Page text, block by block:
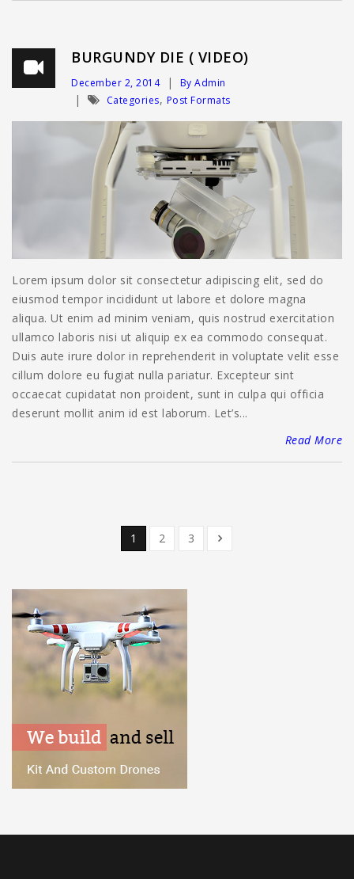
BURGUNDY DIE ( VIDEO)
December 2, 2014
By Admin
Categories, Post Formats
Lorem ipsum dolor sit consectetur adipiscing elit, sed do
eiusmod tempor incididunt ut labore et dolore magna
aliqua. Ut enim ad minim veniam, quis nostrud exercitation
ullamco laboris nisi ut aliquip ex ea commodo consequat.
Duis aute irure dolor in reprehenderit in voluptate velit esse
cillum dolore eu fugiat nulla pariatur. Excepteur sint
occaecat cupidatat non proident, sunt in culpa qui officia
deserunt mollit anim id est laborum. Let’s...
Read More
1 2 3